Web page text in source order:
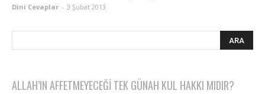
Dini Cevaplar - 3 Şubat 2013
ALLAH’IN AFFETMEYECEĞI TEK GÜNAH KUL HAKKI MIDIR?